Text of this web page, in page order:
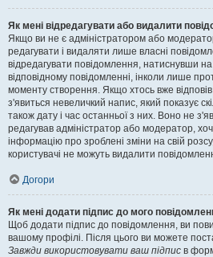
Як мені відредагувати або видалити
Якщо ви не є адміністратором або
редагувати і видаляти лише власні
відредагувати повідомлення, натиснувши на
відповідному повідомленні, інколи лише
моменту створення. Якщо хтось вже
з'явиться невеличкий напис, який показує
також дату і час останньої з них. Воно не
редагував адміністратор або модератор,
інформацію про зроблені зміни на свій
користувачі не можуть видалити
Догори
Як мені додати підпис до мого
Щоб додати підпис до повідомлення, ви
вашому профілі. Після цього ви можете
Завжди використовувати ваш підпис в